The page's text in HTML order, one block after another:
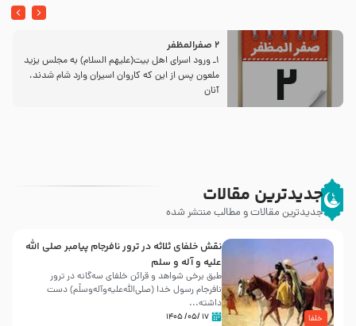
2 صفرالمظفر
1ـ ورود اسراى اهل بیت‌(علیهم السلام) به مجلس یزید
ملعون پس از این كه كاروان اسیران وارد شام شدند،
آنان
جدیدترین مقالات
جدیدترین مقالات و مطالب منتشر شده
خلفا
نقش خلفای ثلاثه در ترور نافرجام پیامبر صلی الله
علیه و آله و سلم
طبق برخی شواهد و قرائن خلفای سه‌گانه در ترور
نافرجام رسول خدا (صلی‌الله‌علیه‌و‌آله‌وسلّم) دست
داشته‌...
۱۷ /۰۵/ ۱۴۰۵